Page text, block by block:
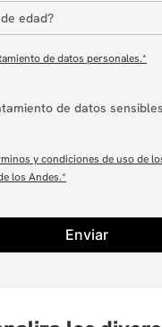
edad?
de datos personales.*
de datos
y condiciones de uso de
los Andes.*
Enviar